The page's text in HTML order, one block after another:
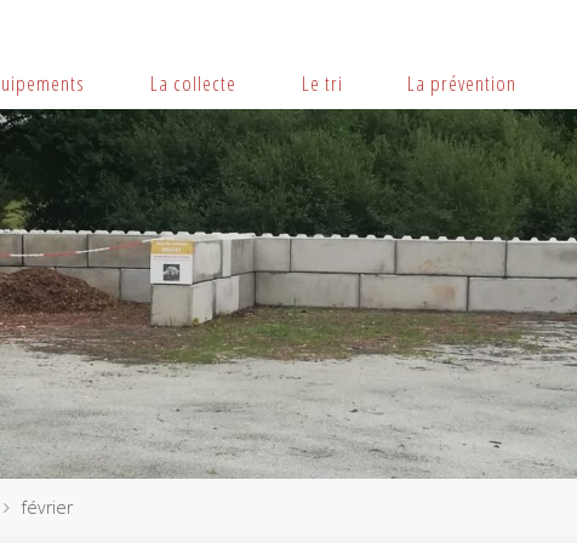
La collecte Le tri La prévention
février